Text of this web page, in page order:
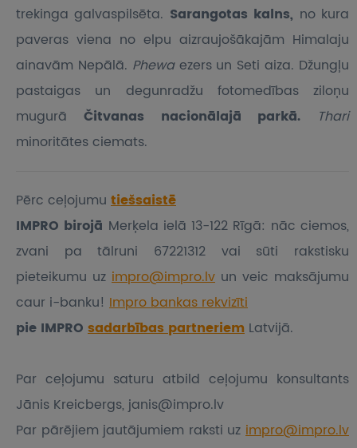
trekinga galvaspilsēta. Sarangotas kalns, no kura
paveras viena no elpu aizraujošākajām Himalaju
ainavām Nepālā. Phewaezers un Seti aiza. Džungļu
pastaigas un degunradžu fotomedības ziloņu
mugurā Čitvanas nacionālajā parkā.
Thari
minoritātes ciemats.
Pērc ceļojumu tiešsaistē
IMPRO birojā Merķela ielā 13-122 Rīgā: nāc ciemos,
zvani pa tālruni 67221312 vai sūti rakstisku
pieteikumu uz impro@impro.lv un veic maksājumu
caur i-banku! Impro bankas rekvizīti
pie IMPRO sadarbības partneriem Latvijā.
Par ceļojumu saturu atbild ceļojumu konsultants
Jānis Kreicbergs, janis@impro.lv
Par pārējiem jautājumiem raksti uz impro@impro.lv